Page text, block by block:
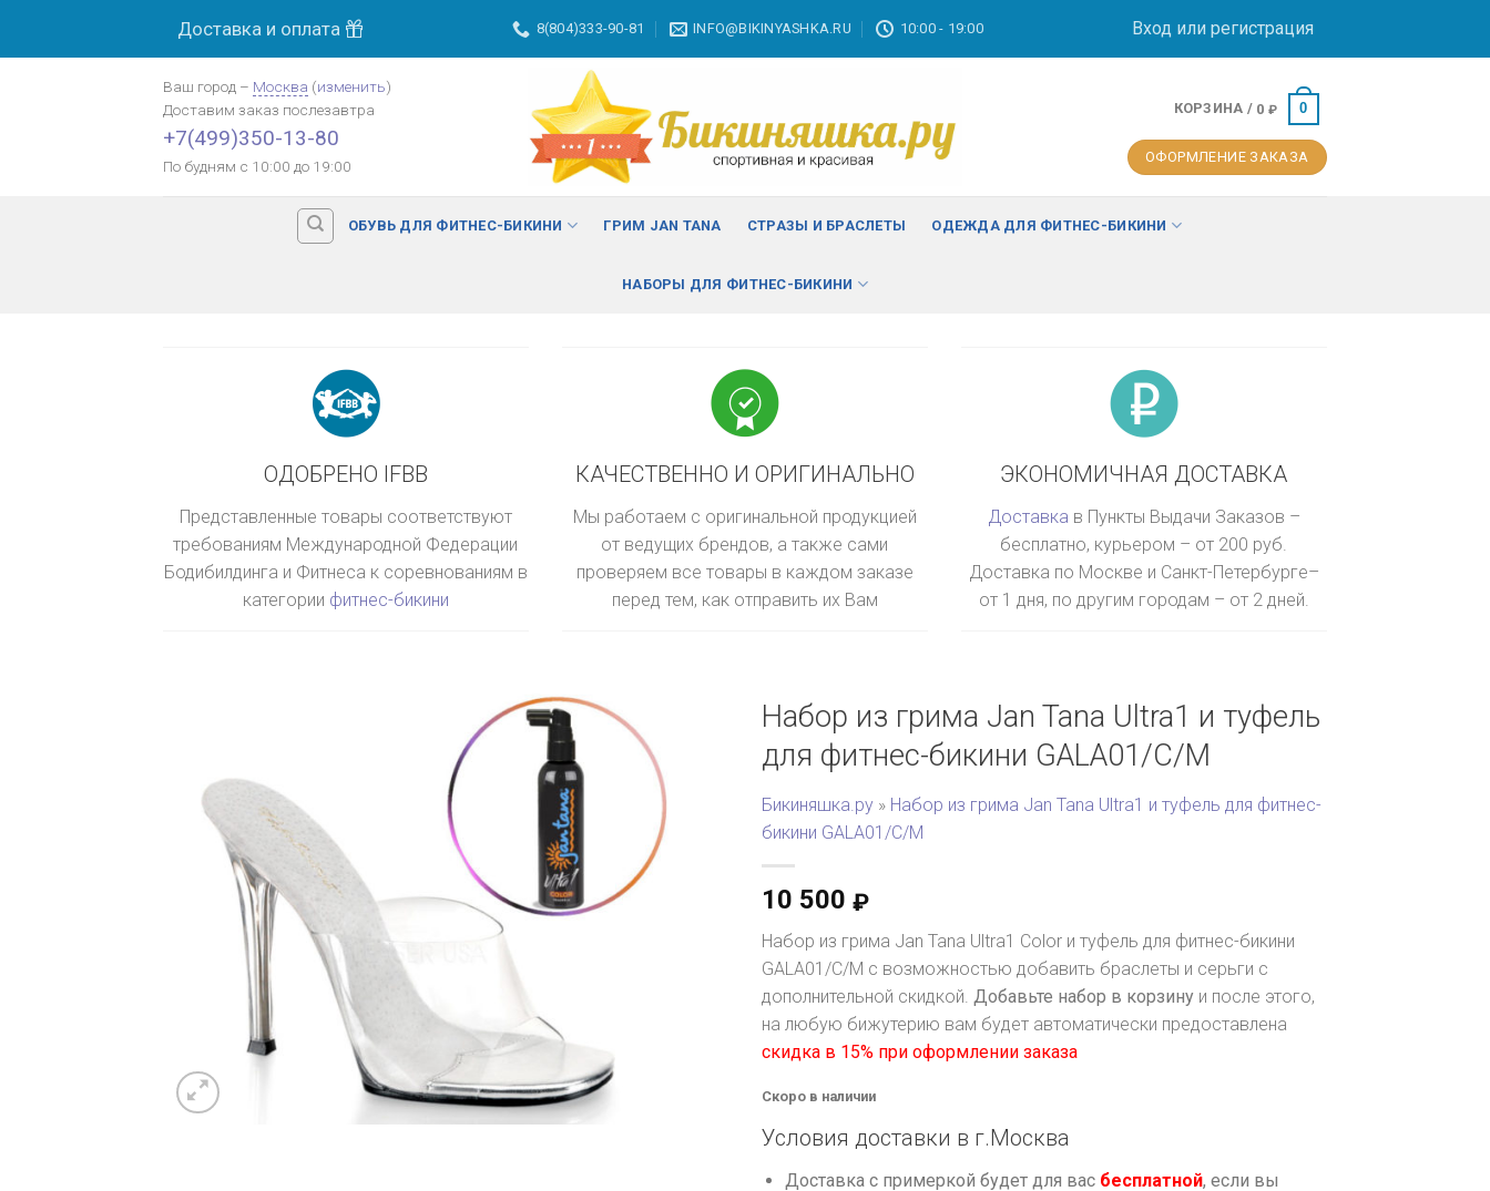
Доставка и оплата 8(804)333-90-81 INFO@BIKINYASHKA.RU 10:00 - 19:00 Вход или регистрация
Ваш город – Москва (изменить)
Доставим заказ послезавтра
+7(499)350-13-80
По будням с 10:00 до 19:00
КОРЗИНА / 0 ₽ 0
ОФОРМЛЕНИЕ ЗАКАЗА
ОБУВЬ ДЛЯ ФИТНЕС-БИКИНИ ГРИМ JAN TANA СТРАЗЫ И БРАСЛЕТЫ ОДЕЖДА ДЛЯ ФИТНЕС-БИКИНИ
НАБОРЫ ДЛЯ ФИТНЕС-БИКИНИ
ОДОБРЕНО IFBB
Представленные товары соответствуют
требованиям Международной Федерации
Бодибилдинга и Фитнеса к соревнованиям в
категории фитнес-бикини
КАЧЕСТВЕННО И ОРИГИНАЛЬНО
Мы работаем с оригинальной продукцией
от ведущих брендов, а также сами
проверяем все товары в каждом заказе
перед тем, как отправить их Вам
ЭКОНОМИЧНАЯ ДОСТАВКА
Доставка в Пункты Выдачи Заказов –
бесплатно, курьером – от 200 руб.
Доставка по Москве и Санкт-Петербурге–
от 1 дня, по другим городам – от 2 дней.
Набор из грима Jan Tana Ultra1 и туфель
для фитнес-бикини GALA01/C/M
Бикиняшка.ру » Набор из грима Jan Tana Ultra1 и туфель для фитнес-
бикини GALA01/C/M
10 500 ₽
Набор из грима Jan Tana Ultra1 Color и туфель для фитнес-бикини
GALA01/C/M с возможностью добавить браслеты и серьги с
дополнительной скидкой. Добавьте набор в корзину и после этого,
на любую бижутерию вам будет автоматически предоставлена
скидка в 15% при оформлении заказа
Скоро в наличии
МОСКВА изменить
Оплата картой банка
Условия доставки в г.Москва
Доставка с примеркой будет для вас бесплатной, если вы